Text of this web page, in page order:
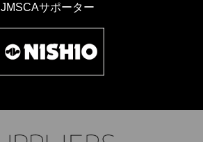
JMSCAサポーター